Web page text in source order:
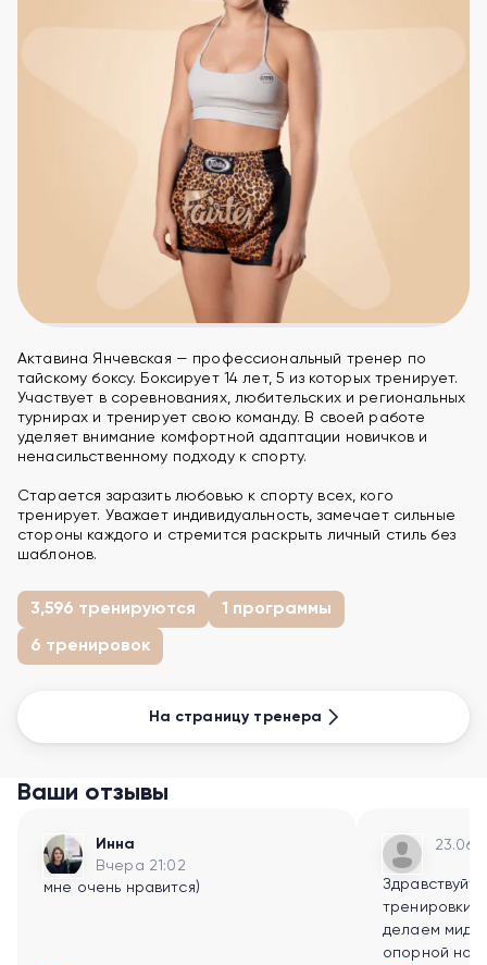
Актавина Янчевская — профессиональный тренер по
тайскому боксу. Боксирует 14 лет, 5 из которых тренирует.
Участвует в соревнованиях, любительских и региональных
турнирах и тренирует свою команду. В своей работе
уделяет внимание комфортной адаптации новичков и
ненасильственному подходу к спорту.
Старается заразить любовью к спорту всех, кого
тренирует. Уважает индивидуальность, замечает сильные
стороны каждого и стремится раскрыть личный стиль без
шаблонов.
3,596 тренируются 1 программы
6 тренировок
На страницу тренера
Ваши отзывы
Инна
Вчера 21:02
мне очень нравится)
тренировки!
делаем
опорной